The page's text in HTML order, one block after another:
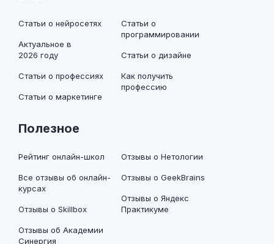
Статьи о нейросетях
Актуальное в
2026 году
Статьи о профессиях
Статьи о маркетинге
Статьи о
программировании
Статьи о дизайне
Как получить
профессию
Полезное
Рейтинг онлайн-школ
Все отзывы об онлайн-
курсах
Отзывы о Skillbox
Отзывы об Академии
Синергия
Отзывы о Нетологии
Отзывы о GeekBrains
Отзывы о Яндекс
Практикуме